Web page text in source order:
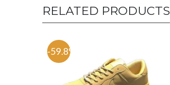
RELATED PRODUCTS
-59.8%